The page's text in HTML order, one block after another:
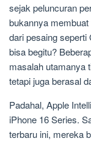
sejak peluncuran
bukannya
dari pesaing seperti
bisa begitu?
masalah utamanya
tetapi juga berasal
Padahal, Apple
iPhone 16 Series.
terbaru ini, mereka